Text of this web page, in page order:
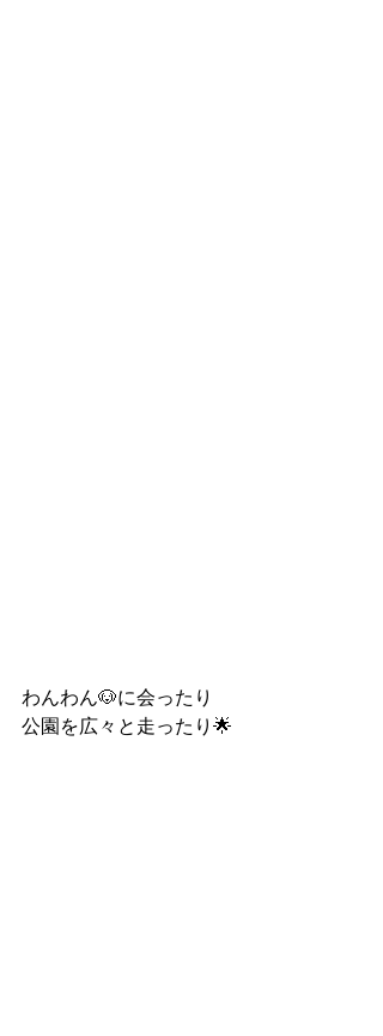
わんわん🐶に会ったり
公園を広々と走ったり🌟